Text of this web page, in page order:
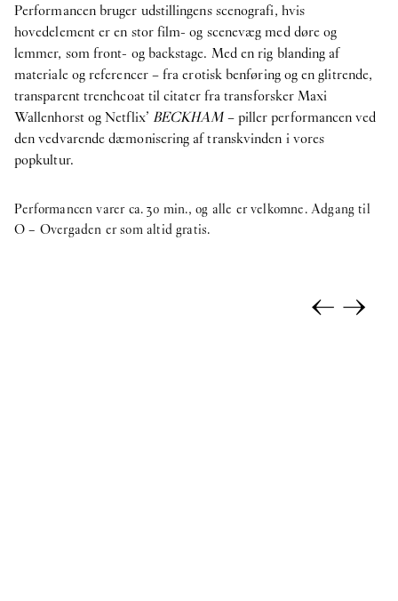
Performancen bruger udstillingens scenografi, hvis
hovedelement er en stor film- og scenevæg med døre og
lemmer, som front- og backstage. Med en rig blanding af
materiale og referencer – fra erotisk benføring og en glitrende,
transparent trenchcoat til citater fra transforsker Maxi
Wallenhorst og Netflix’ BECKHAM– piller performancen ved
den vedvarende dæmonisering af transkvinden i vores
popkultur.
Performancen varer ca. 30 min., og alle er velkomne. Adgang til
O – Overgaden er som altid gratis.
←→